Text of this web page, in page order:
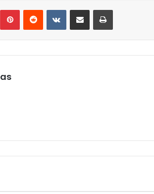
PinterestReddit VKontakteCompartir por correo electrónicoImprimir